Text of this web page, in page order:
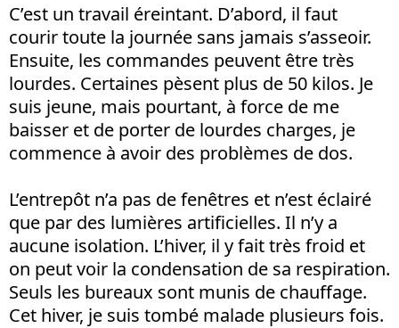
C’est un travail éreintant. D’abord, il faut
courir toute la journée sans jamais s’asseoir.
Ensuite, les commandes peuvent être très
lourdes. Certaines pèsent plus de 50 kilos. Je
suis jeune, mais pourtant, à force de me
baisser et de porter de lourdes charges, je
commence à avoir des problèmes de dos.
L’entrepôt n’a pas de fenêtres et n’est éclairé
que par des lumières artificielles. Il n’y a
aucune isolation. L’hiver, il y fait très froid et
on peut voir la condensation de sa respiration.
Seuls les bureaux sont munis de chauffage.
Cet hiver, je suis tombé malade plusieurs fois.